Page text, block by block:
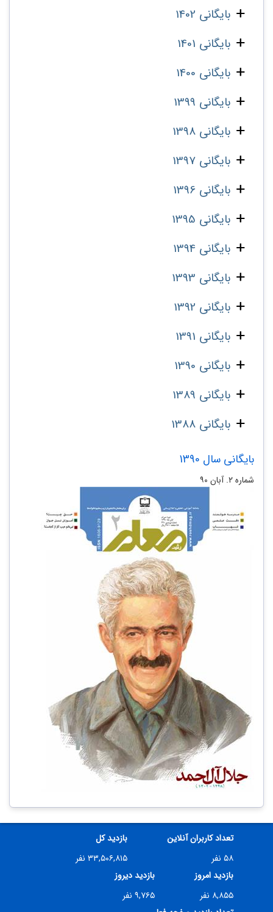
بایگانی 1402
بایگانی 1401
بایگانی 1400
بایگانی 1399
بایگانی 1398
بایگانی 1397
بایگانی 1396
بایگانی 1395
بایگانی 1394
بایگانی 1393
بایگانی 1392
بایگانی 1391
بایگانی 1390
بایگانی 1389
بایگانی 1388
بایگانی سال 1390
شماره‌ ۲. آبان ۹۰
تعداد کاربران آنلاین
۵۸ نفر
بازدید کل
۳۳,۵۰۶,۸۱۵ نفر
بازدید امروز
۸,۸۵۵ نفر
بازدید دیروز
۹,۷۶۵ نفر